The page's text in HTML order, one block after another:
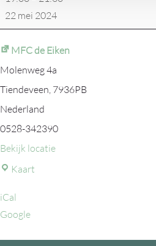
22 mei 2024
MFC de Eiken
Molenweg 4a
Tiendeveen, 7936PB
Nederland
0528-342390
Bekijk locatie
Kaart
iCal
Google